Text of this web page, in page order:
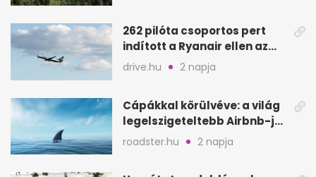
262 pilóta csoportos pert
indított a Ryanair ellen az
Egyesült Királyságban
drive.hu 2 napja
Cápákkal körülvéve: a világ
legelszigeteltebb Airbnb-je
a nyílt tengeren
roadster.hu 2 napja